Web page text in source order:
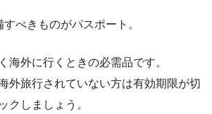
べきものがパスポート。
海外に行くときの必需品です。
外旅行されていない方は有効期限が切
クしましょう。